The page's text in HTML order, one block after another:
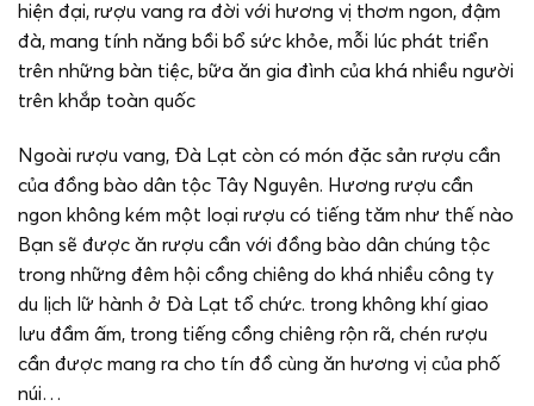
hiện đại, rượu vang ra đời với hương vị thơm ngon, đậm
đà, mang tính năng bồi bổ sức khỏe, mỗi lúc phát triển
trên những bàn tiệc, bữa ăn gia đình của khá nhiều người
trên khắp toàn quốc
Ngoài rượu vang, Đà Lạt còn có món đặc sản rượu cần
của đồng bào dân tộc Tây Nguyên. Hương rượu cần
ngon không kém một loại rượu có tiếng tăm như thế nào
Bạn sẽ được ăn rượu cần với đồng bào dân chúng tộc
trong những đêm hội cồng chiêng do khá nhiều công ty
du lịch lữ hành ở Đà Lạt tổ chức. trong không khí giao
lưu đầm ấm, trong tiếng cồng chiêng rộn rã, chén rượu
cần được mang ra cho tín đồ cùng ăn hương vị của phố
núi…